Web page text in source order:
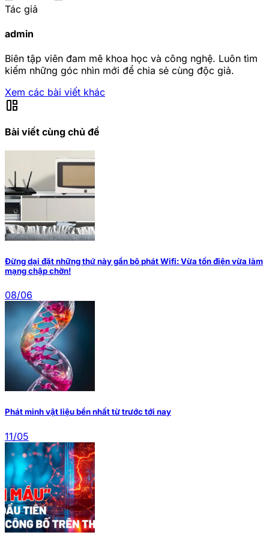
Tác giả
admin
Biên tập viên đam mê khoa học và công nghệ. Luôn tìm
kiếm những góc nhìn mới để chia sẻ cùng độc giả.
Xem các bài viết khác
auto_awesome_mosaic
Bài viết cùng chủ đề
Đừng dại đặt những thứ này gần bộ phát Wifi: Vừa tốn điện vừa làm
mạng chập chờn!
08/06
Phát minh vật liệu bền nhất từ trước tới nay
11/05